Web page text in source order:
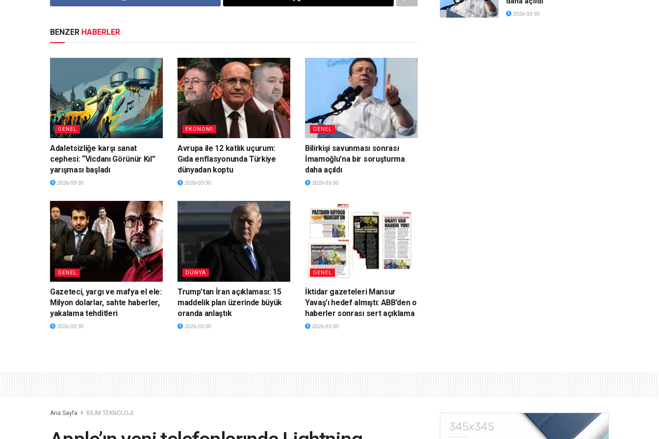
BENZER HABERLER
GENEL
Adaletsizliğe karşı sanat
cephesi: “Vicdanı Görünür Kıl”
yarışması başladı
2026-03-30
EKONOMI
Avrupa ile 12 katlık uçurum:
Gıda enflasyonunda Türkiye
dünyadan koptu
2026-03-30
GENEL
Bilirkişi savunması sonrası
İmamoğlu’na bir soruşturma
daha açıldı
2026-03-30
GENEL
Gazeteci, yargı ve mafya el ele:
Milyon dolarlar, sahte haberler,
yakalama tehditleri
2026-03-30
DÜNYA
Trump’tan İran açıklaması: 15
maddelik plan üzerinde büyük
oranda anlaştık
2026-03-30
GENEL
İktidar gazeteleri Mansur
Yavaş’ı hedef almıştı: ABB’den o
haberler sonrası sert açıklama
2026-03-30
2026-03-30
Ana Sayfa BİLİM TEKNOLOJİ